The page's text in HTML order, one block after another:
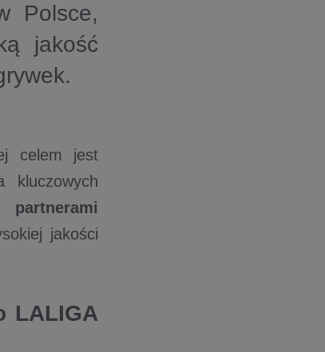
Polsce,
jakość
celem jest
kluczowych
jakości
LALIGA